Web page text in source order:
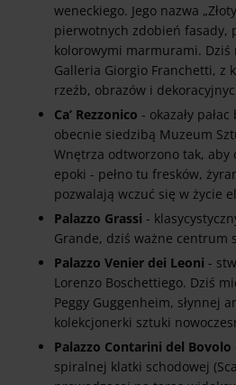
weneckiego. Jego nazwa
pierwotnych zdobień fasady,
kolorowymi marmurami.
Galleria Giorgio Franchetti, z
rzeźb, obrazów i
Ca’ Rezzonico - okazały
obecnie siedzibą Muzeum
Wnętrza odtworzono tak, aby
epoki - pełno tu fresków,
pozwalają wczuć się w życie
Palazzo Grassi -
Grande, dziś ważne centrum
Palazzo Venier dei Leoni -
Lorenzo Boschettiego. Dziś
Peggy Guggenheim, słynnej
kolekcjonerki sztuki
Palazzo Contarini del Bovolo
spiralnej klatki schodowej